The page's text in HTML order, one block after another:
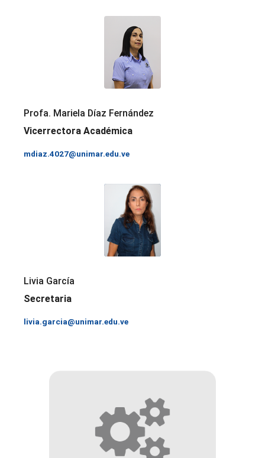
Profa. Mariela Díaz Fernández
Vicerrectora Académica
mdiaz.4027@unimar.edu.ve
Livia García
Secretaria
livia.garcia@unimar.edu.ve